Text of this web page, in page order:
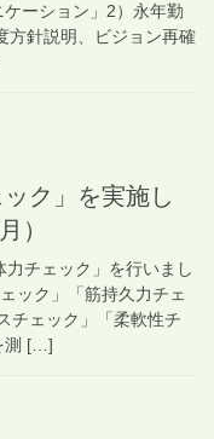
ーション」2）永年勤
方針説明、ビジョン再確
ック」を実施し
）
チェック」を行いまし
ック」「筋持久力チェ
チェック」「柔軟性チ
測 […]